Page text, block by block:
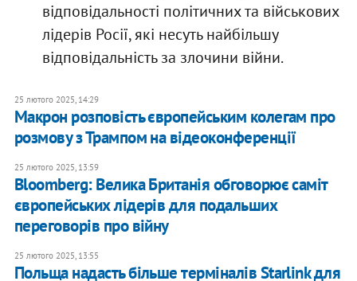
відповідальності політичних та військових
лідерів Росії, які несуть найбільшу
відповідальність за злочини війни.
25 лютого 2025, 14:29
Макрон розповість європейським колегам про
розмову з Трампом на відеоконференції
25 лютого 2025, 13:59
Bloomberg: Велика Британія обговорює саміт
європейських лідерів для подальших
переговорів про війну
25 лютого 2025, 13:55
Польща надасть більше терміналів Starlink для